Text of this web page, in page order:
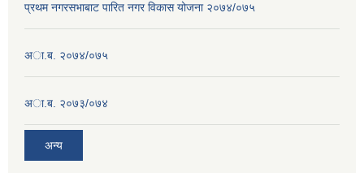
प्रथम नगरसभाबाट पारित नगर विकास योजना २०७४/०७५
अा.ब. २०७४/०७५
अा.ब. २०७३/०७४
अन्य